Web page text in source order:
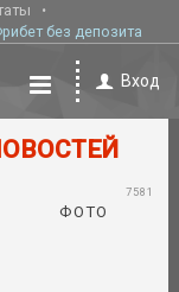
без депозита
Вход
ФОТО
7581